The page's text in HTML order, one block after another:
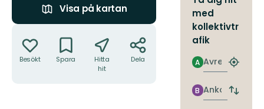
Visa på kartan
Besökt Spara
Hitta
hit
Dela
med
kollektivtr
afik
Avresa
A
Hitta
Ankomst
B
Byt